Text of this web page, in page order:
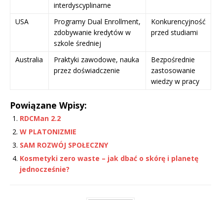
interdyscyplinarne
USA
Programy Dual Enrollment,
zdobywanie kredytów w
szkole średniej
Konkurencyjność
przed studiami
Australia
Praktyki zawodowe, nauka
przez doświadczenie
Bezpośrednie
zastosowanie
wiedzy w pracy
Powiązane Wpisy:
RDCMan 2.2
W PLATONIZMIE
SAM ROZWÓJ SPOŁECZNY
Kosmetyki zero waste – jak dbać o skórę i planetę
jednocześnie?